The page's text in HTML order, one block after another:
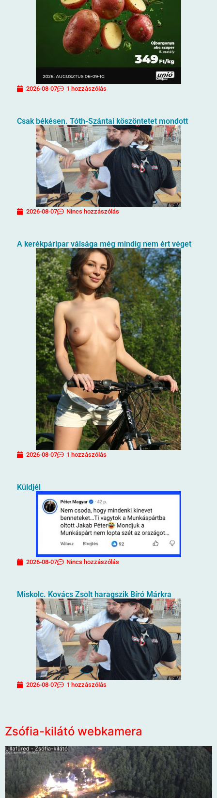
2026-08-07 1 hozzászólás
Csak békésen. Tóth-Szántai köszöntetet mondott
2026-08-07 Nincs hozzászólás
A kerékpáripar válsága még mindig nem ért véget
2026-08-07 1 hozzászólás
Küldjél
2026-08-07 Nincs hozzászólás
Miskolc. Kovács Zsolt haragszik Bíró Márkra
2026-08-07 1 hozzászólás
Zsófia-kilátó webkamera